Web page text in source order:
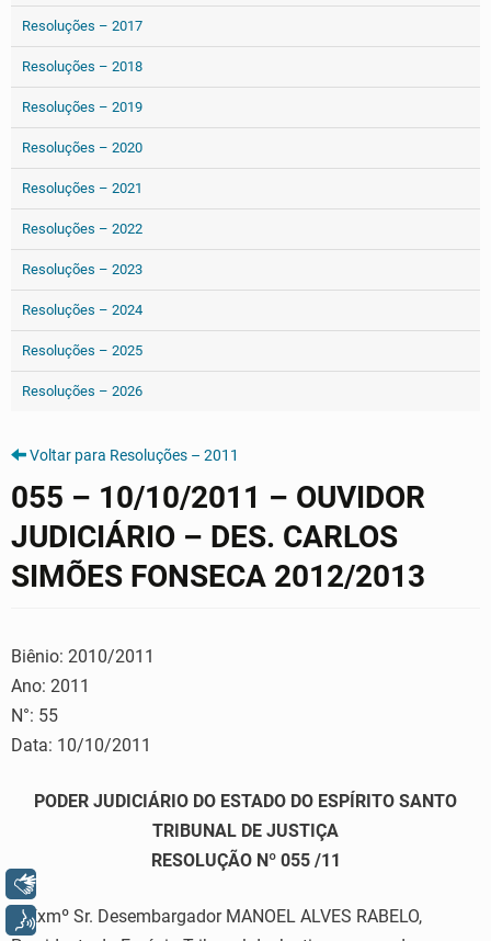
Resoluções – 2017
Resoluções – 2018
Resoluções – 2019
Resoluções – 2020
Resoluções – 2021
Resoluções – 2022
Resoluções – 2023
Resoluções – 2024
Resoluções – 2025
Resoluções – 2026
Voltar para Resoluções – 2011
055 – 10/10/2011 – OUVIDOR
JUDICIÁRIO – DES. CARLOS
SIMÕES FONSECA 2012/2013
Biênio: 2010/2011
Ano: 2011
N°: 55
Data: 10/10/2011
PODER JUDICIÁRIO DO ESTADO DO ESPÍRITO SANTO
TRIBUNAL DE JUSTIÇA
RESOLUÇÃO Nº 055 /11
O Exmº Sr. Desembargador MANOEL ALVES RABELO,
Voz